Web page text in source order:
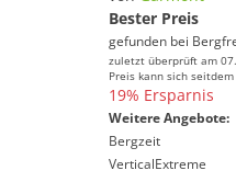
Bester Preis
gefunden bei
zuletzt überprüft am
Preis kann sich
19% Ersparnis
Weitere Angebote:
Bergzeit
VerticalExtreme